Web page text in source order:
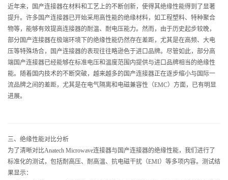
近年来，国产连接器在材料和工艺上的不断创新，使得其绝缘性能得到了显著
提升。许多国产连接器已开始采用高性能的绝缘材料，如工程塑料、特种聚合
物等，能够有效提高连接器的耐温、耐电压能力。然而，由于历史起步较晚，
部分国产连接器在极端环境下的绝缘性能仍然存在差距，尤其是在高频、大电
压等特殊场合，国产连接器的表现往往略逊色于进口品牌。尽管如此，部分高
端国产连接器已经能够在标准电压和温度范围内提供与进口品牌相当的绝缘性
能。随着国内技术的不断突破，越来越多的国产连接器正在逐步缩小与国际一
流品牌之间的差距，尤其是在电气隔离和电磁兼容性（EMC）方面，已有明显
进展。
三、绝缘性能对比分析
为了清晰对比Anatech Microwave连接器与国产连接器的绝缘性能，我们进行了
标准化的测试，包括耐高压、耐高温、抗电磁干扰（EMI）等多项内容。测试结
果显示：